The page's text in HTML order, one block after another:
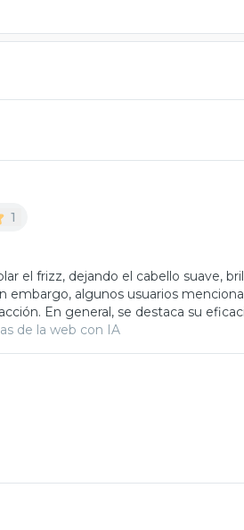
1
el frizz, dejando el cabello suave,
embargo, algunos usuarios
En general, se destaca su
de la web con IA